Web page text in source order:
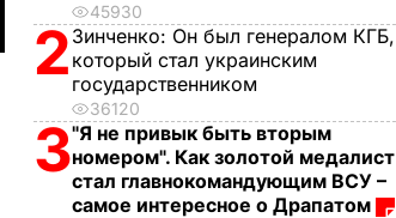
45930
2 Зинченко: Он был генералом КГБ,
который стал украинским
государственником
36120
3"Я не привык быть вторым
номером". Как золотой медалист
стал главнокомандующим ВСУ –
самое интересное о Драпатом